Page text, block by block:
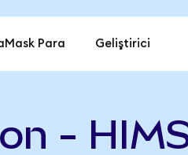
Para Geliştirici
-